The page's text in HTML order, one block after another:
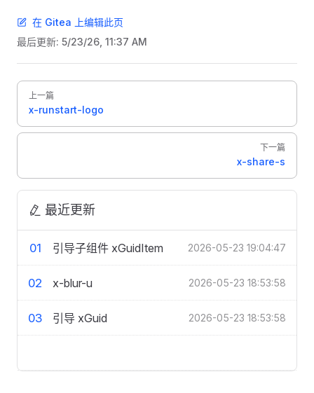
在 Gitea 上编辑此页
最后更新: 5/23/26, 11:37 AM
Pager
上一篇
x-runstart-logo
下一篇
x-share-s
最近更新
01 引导子组件 xGuidItem 2026-05-23 19:04:47
02 x-blur-u 2026-05-23 18:53:58
03 引导 xGuid 2026-05-23 18:53:58